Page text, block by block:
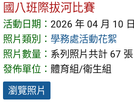
國八班際拔河比賽
活動日期： 2026 年 04 月 10 日
照片類別： 學務處活動花絮
照片數量： 系列照片共計 67 張
發佈單位： 體育組/衛生組
瀏覽照片